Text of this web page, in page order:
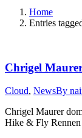
Home
Entries
Chrigel
Cloud, NewsBy
Chrigel Maurer
Hike & Fly Rennen